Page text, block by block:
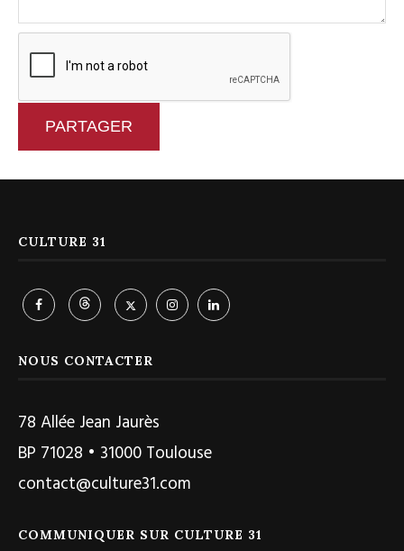
PARTAGER
CULTURE 31
NOUS CONTACTER
78 Allée Jean Jaurès
BP 71028 • 31000 Toulouse
contact@culture31.com
COMMUNIQUER SUR CULTURE 31